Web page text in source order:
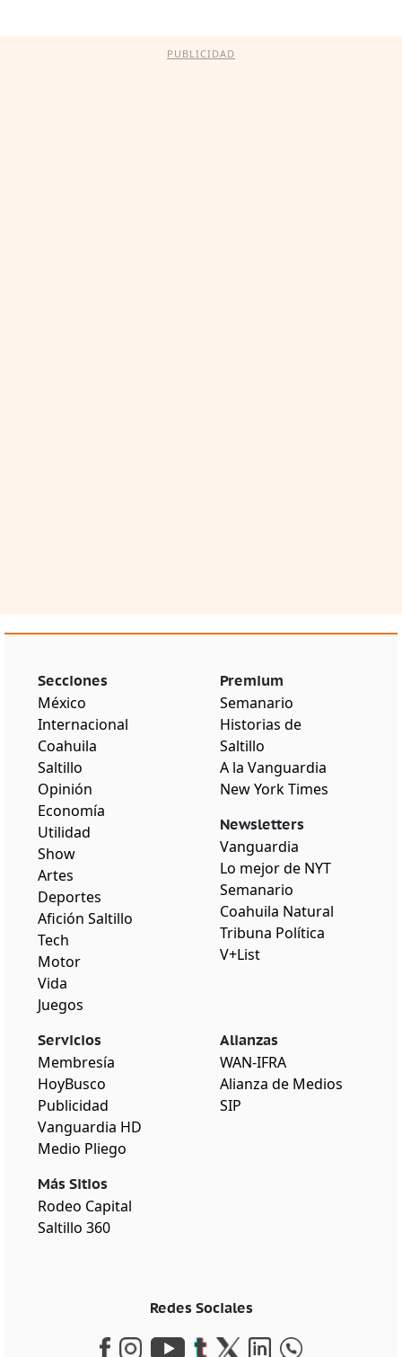
PUBLICIDAD
Secciones
México
Internacional
Coahuila
Saltillo
Opinión
Economía
Utilidad
Show
Artes
Deportes
Afición Saltillo
Tech
Motor
Vida
Juegos
Premium
Semanario
Historias de
Saltillo
A la Vanguardia
New York Times
Newsletters
Vanguardia
Lo mejor de NYT
Semanario
Coahuila Natural
Tribuna Política
V+List
Servicios
Membresía
HoyBusco
Publicidad
Vanguardia HD
Medio Pliego
Más Sitios
Rodeo Capital
Saltillo 360
Alianzas
WAN-IFRA
Alianza de Medios
SIP
Redes Sociales